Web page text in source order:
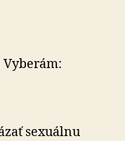
sexuálnu